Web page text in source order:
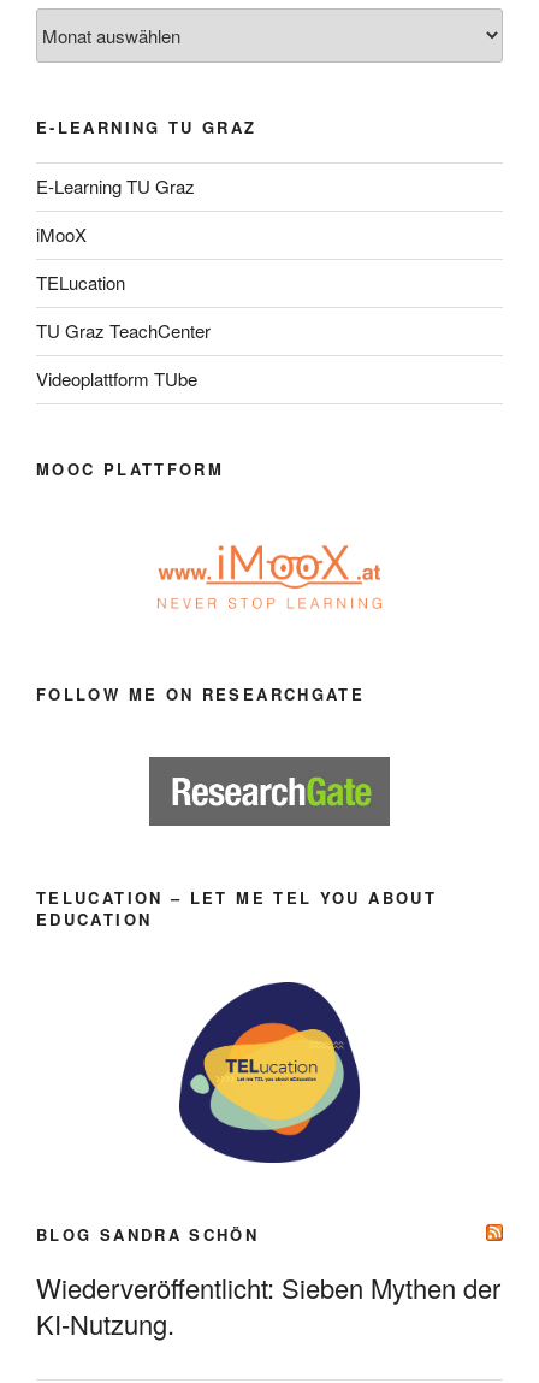
E-LEARNING TU GRAZ
E-Learning TU Graz
iMooX
TELucation
TU Graz TeachCenter
Videoplattform TUbe
MOOC PLATTFORM
FOLLOW ME ON RESEARCHGATE
TELUCATION – LET ME TEL YOU ABOUT
EDUCATION
BLOG SANDRA SCHÖN
Wiederveröffentlicht: Sieben Mythen der
KI-Nutzung.